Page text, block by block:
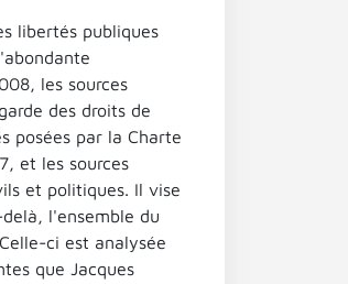
libertés publiques
les sources
des droits de
posées par la Charte
et les sources
et politiques. Il vise
l'ensemble du
ci est analysée
que Jacques